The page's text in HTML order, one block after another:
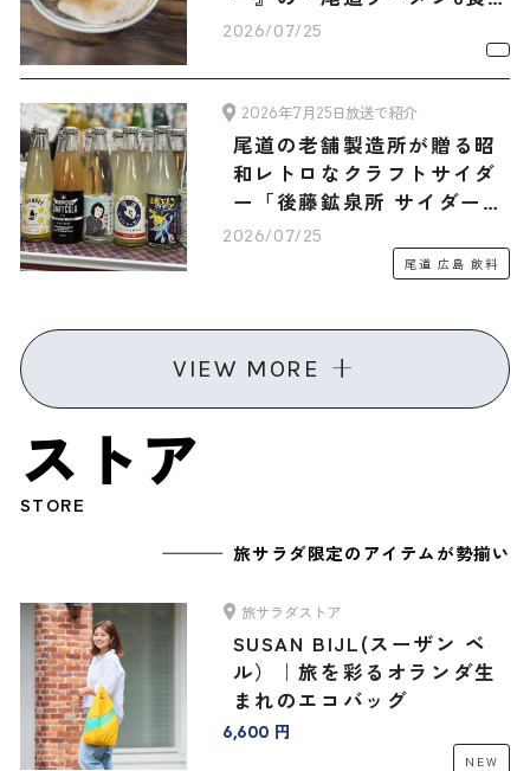
ット」
2026/07/25
2026年7月25日放送で紹介
尾道の老舗製造所が贈る昭
和レトロなクラフトサイダ
ー「後藤鉱泉所 サイダー6
種12本 旅サラダマルシェオ
リジナルセット」
2026/07/25
尾道 広島 飲料
VIEW MORE
ストア
STORE
旅サラダ限定のアイテムが勢揃い
旅サラダストア
SUSAN BIJL(スーザン ベ
ル）｜旅を彩るオランダ生
まれのエコバッグ
6,600 円
NEW